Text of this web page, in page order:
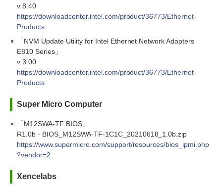
v 8.40
https://downloadcenter.intel.com/product/36773/Ethernet-
Products
「NVM Update Utility for Intel Ethernet Network Adapters
E810 Series」
v 3.00
https://downloadcenter.intel.com/product/36773/Ethernet-
Products
Super Micro Computer
「M12SWA-TF BIOS」
R1.0b - BIOS_M12SWA-TF-1C1C_20210618_1.0b.zip
https://www.supermicro.com/support/resources/bios_ipmi.php
?vendor=2
Xencelabs